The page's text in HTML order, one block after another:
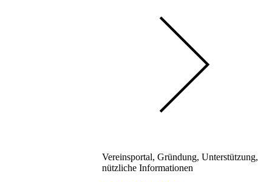
Vereinsportal, Gründung, Unterstützung,
nützliche Informationen